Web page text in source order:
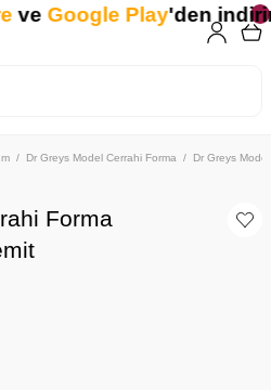
Dr Greys Model Cerrahi Forma Dr Greys
Forma
Google Play'den indirin.